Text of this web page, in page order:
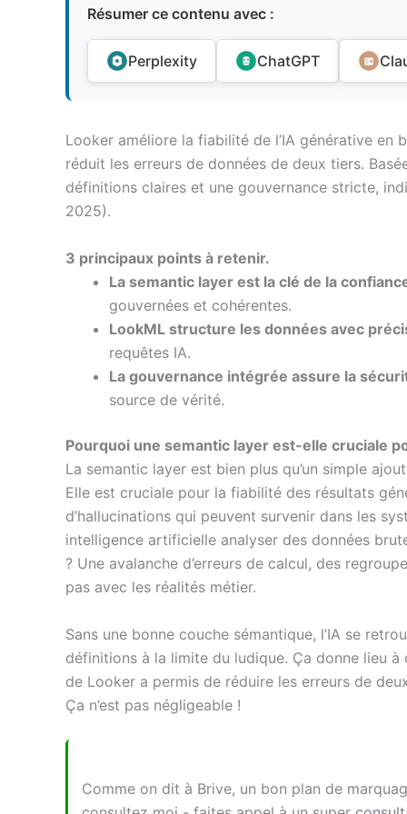
Résumer ce contenu avec :
Perplexity ChatGPT
Looker améliore la fiabilité de l’IA générative en
réduit les erreurs de données de deux tiers.
définitions claires et une gouvernance stricte,
2025).
3 principaux points à retenir.
La semantic layer est la clé de la
gouvernées et cohérentes.
LookML structure les données avec
requêtes IA.
La gouvernance intégrée assure la
source de vérité.
Pourquoi une semantic layer est-elle cruciale
La semantic layer est bien plus qu’un simple
Elle est cruciale pour la fiabilité des résultats
d’hallucinations qui peuvent survenir dans les
intelligence artificielle analyser des données
? Une avalanche d’erreurs de calcul, des
pas avec les réalités métier.
Sans une bonne couche sémantique, l’IA se
définitions à la limite du ludique. Ça donne lieu
de Looker a permis de réduire les erreurs de
Ça n’est pas négligeable !
Comme on dit à Brive, un bon plan de